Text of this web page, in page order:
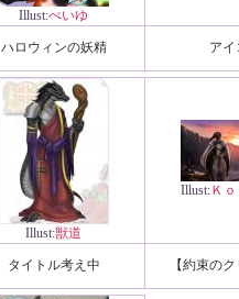
Illust:ぺいゆ
ハロウィンの妖精 アイ
Illust:獣道
Illust:Ｋ
タイトル考え中 【約束の